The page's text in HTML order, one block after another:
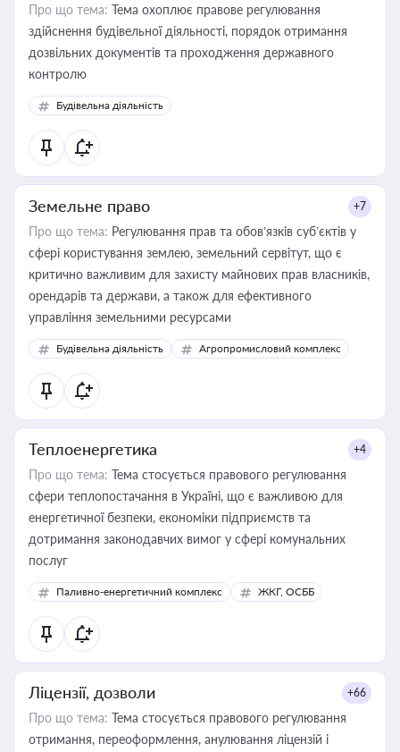
Про що тема: Тема охоплює правове регулювання
здійснення будівельної діяльності, порядок отримання
дозвільних документів та проходження державного
контролю
Будівельна діяльність
Земельне право +7
Про що тема: Регулювання прав та обов’язків суб’єктів у
сфері користування землею, земельний сервітут, що є
критично важливим для захисту майнових прав власників,
орендарів та держави, а також для ефективного
управління земельними ресурсами
Будівельна діяльність Агропромисловий комплекс
Теплоенергетика +4
Про що тема: Тема стосується правового регулювання
сфери теплопостачання в Україні, що є важливою для
енергетичної безпеки, економіки підприємств та
дотримання законодавчих вимог у сфері комунальних
послуг
Паливно-енергетичний комплекс ЖКГ, ОСББ
Ліцензії, дозволи +66
Про що тема: Тема стосується правового регулювання
отримання, переоформлення, анулювання ліцензій і